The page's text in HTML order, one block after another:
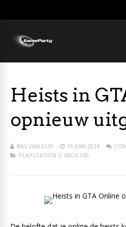
Heists in
opnieuw
BAS VAN DUN 19 JUNI 2014
PLAYSTATION 3, XBOX 360